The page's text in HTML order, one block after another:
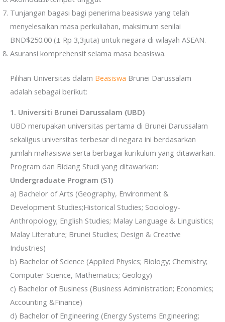
Tunjangan bagasi bagi penerima beasiswa yang telah
menyelesaikan masa perkuliahan, maksimum senilai
BND$250.00 (± Rp 3,3juta) untuk negara di wilayah ASEAN.
Asuransi komprehensif selama masa beasiswa.
Pilihan Universitas dalam Beasiswa Brunei Darussalam
adalah sebagai berikut:
1. Universiti Brunei Darussalam (UBD)
UBD merupakan universitas pertama di Brunei Darussalam
sekaligus universitas terbesar di negara ini berdasarkan
jumlah mahasiswa serta berbagai kurikulum yang ditawarkan.
Program dan Bidang Studi yang ditawarkan:
Undergraduate Program (S1)
a) Bachelor of Arts (Geography, Environment &
Development Studies;Historical Studies; Sociology-
Anthropology; English Studies; Malay Language & Linguistics;
Malay Literature; Brunei Studies; Design & Creative
Industries)
b) Bachelor of Science (Applied Physics; Biology; Chemistry;
Computer Science, Mathematics; Geology)
c) Bachelor of Business (Business Administration; Economics;
Accounting &Finance)
d) Bachelor of Engineering (Energy Systems Engineering;